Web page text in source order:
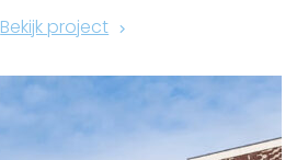
Bekijk project